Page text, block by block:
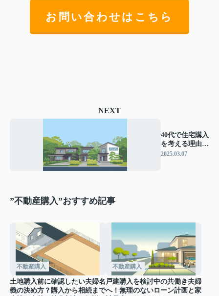
お問い合わせはこちら
NEXT
40代で住宅購入
を考える理由と
は？注意点をご
2025.03.07
”不動産購入”おすすめ記事
不動産購入
土地購入前に確認したい夫婦名
義の決め方？購入から相続まで
不動産購入
戸建購入を検討中の共働き夫婦
へ！無理のないローン計画と家